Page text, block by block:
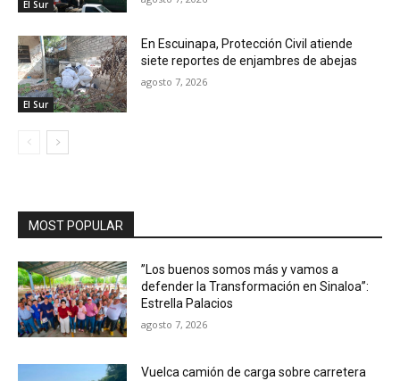
El Sur
El Sur
En Escuinapa, Protección Civil atiende
siete reportes de enjambres de abejas
agosto 7, 2026
MOST POPULAR
”Los buenos somos más y vamos a
defender la Transformación en Sinaloa”:
Estrella Palacios
agosto 7, 2026
Vuelca camión de carga sobre carretera